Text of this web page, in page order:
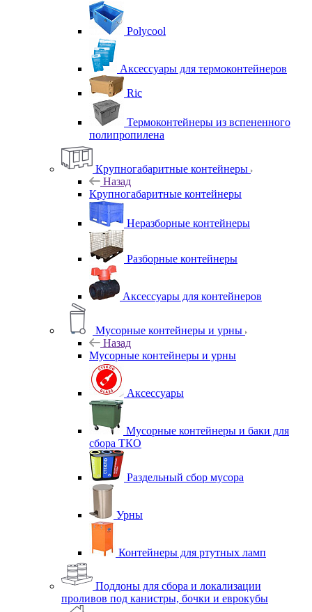
Polycool
Аксессуары для термоконтейнеров
Ric
Термоконтейнеры из вспененного
полипропилена
Крупногабаритные контейнеры
Назад
Крупногабаритные контейнеры
Неразборные контейнеры
Разборные контейнеры
Аксессуары для контейнеров
Мусорные контейнеры и урны
Назад
Мусорные контейнеры и урны
Аксессуары
Мусорные контейнеры и баки для
сбора ТКО
Раздельный сбор мусора
Урны
Контейнеры для ртутных ламп
Поддоны для сбора и локализации
проливов под канистры, бочки и еврокубы